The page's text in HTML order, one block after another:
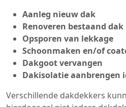
Aanleg nieuw dak
Renoveren bestaand dak
Opsporen van lekkage
Schoonmaken en/of
Dakgoot vervangen
Dakisolatie aanbrengen
Verschillende dakdekkers